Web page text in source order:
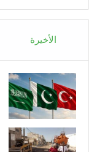
الأخيرة